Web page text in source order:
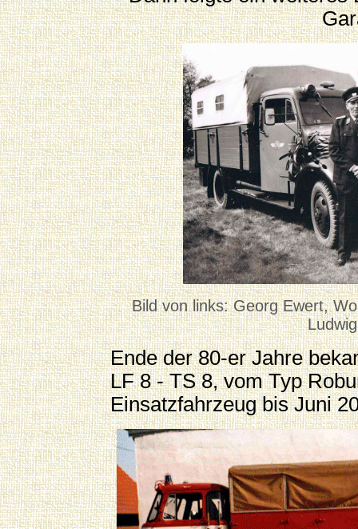
Bild von links: Georg Ewert,
Ende der 80-er Jahre
LF 8 - TS 8, vom Typ
Einsatzfahrzeug bis Juni